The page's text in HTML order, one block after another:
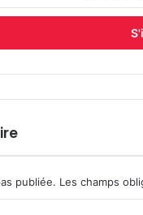
publiée. Les champs